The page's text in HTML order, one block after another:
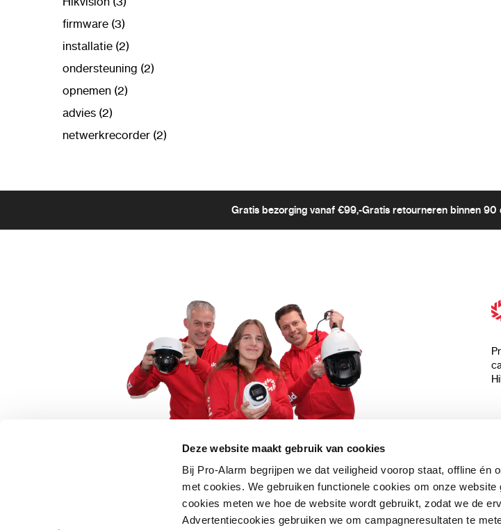
Deze website maakt gebruik van cookies
Bij Pro-Alarm begrijpen we dat veiligheid voorop staat, offline én
met cookies. We gebruiken functionele cookies om onze
cookies meten we hoe de website wordt gebruikt, zodat we de
Advertentiecookies gebruiken we om campagneresultaten te
firmware (3)
installatie (2)
ondersteuning (2)
opnemen (2)
advies (2)
netwerkrecorder (2)
Gratis bezorging vanaf €99,-Gratis retourneren binnen 90
5 euro korting op je aankoop?
Schrijf je direct in voor onze nieuwsbrief en